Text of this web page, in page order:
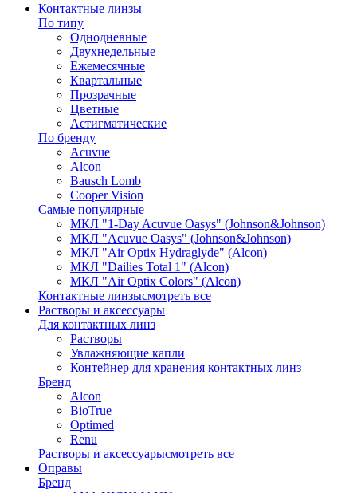
Контактные линзы
По типу
Однодневные
Двухнедельные
Ежемесячные
Квартальные
Прозрачные
Цветные
Астигматические
По бренду
Acuvue
Alcon
Bausch Lomb
Cooper Vision
Самые популярные
МКЛ "1-Day Acuvue Oasys" (Johnson&Johnson)
МКЛ "Acuvue Oasys" (Johnson&Johnson)
МКЛ "Air Optix Hydraglyde" (Alcon)
МКЛ "Dailies Total 1" (Alcon)
МКЛ "Air Optix Colors" (Alcon)
Контактные линзысмотреть все
Растворы и аксессуары
Для контактных линз
Растворы
Увлажняющие капли
Контейнер для хранения контактных линз
Бренд
Alcon
BioTrue
Optimed
Renu
Растворы и аксессуарысмотреть все
Оправы
Бренд